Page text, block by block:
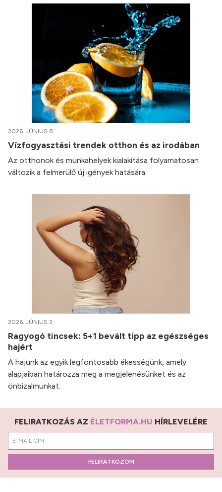
2026. JÚNIUS 8.
Vízfogyasztási trendek otthon és az irodában
Az otthonok és munkahelyek kialakítása folyamatosan
változik a felmerülő új igények hatására.
2026. JÚNIUS 2.
Ragyogó tincsek: 5+1 bevált tipp az egészséges
hajért
A hajunk az egyik legfontosabb ékességünk, amely
alapjaiban határozza meg a megjelenésünket és az
önbizalmunkat.
FELIRATKOZÁS AZ ÉLETFORMA.HU HÍRLEVELÉRE
FELIRATKOZOM